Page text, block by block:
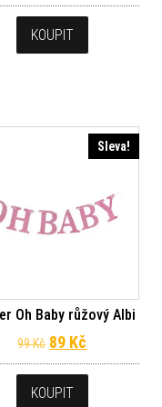
KOUPIT
Kč.
134 Kč.
Sleva!
Oh Baby růžový Albi
99Kč Původní cena
89 Kč
KOUPIT